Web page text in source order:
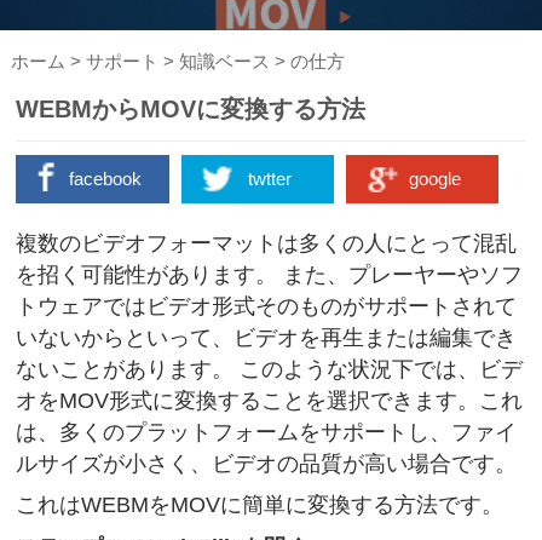
ホーム > サポート > 知識ベース > の仕方
WEBMからMOVに変換する方法
facebook twtter google
複数のビデオフォーマットは多くの人にとって混乱
を招く可能性があります。 また、プレーヤーやソフ
トウェアではビデオ形式そのものがサポートされて
いないからといって、ビデオを再生または編集でき
ないことがあります。 このような状況下では、ビデ
オをMOV形式に変換することを選択できます。これ
は、多くのプラットフォームをサポートし、ファイ
ルサイズが小さく、ビデオの品質が高い場合です。
これはWEBMをMOVに簡単に変換する方法です。